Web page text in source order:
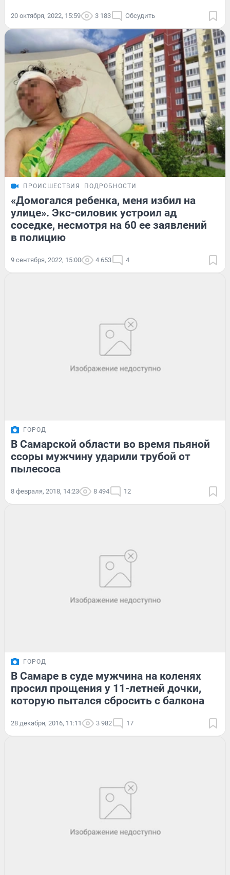
20 октября, 2022, 15:59 3 183 Обсудить
ПРОИСШЕСТВИЯ ПОДРОБНОСТИ
«Домогался ребенка, меня избил на
улице». Экс-силовик устроил ад
соседке, несмотря на 60 ее заявлений
в полицию
9 сентября, 2022, 15:00 4 653 4
ГОРОД
В Самарской области во время пьяной
ссоры мужчину ударили трубой от
пылесоса
8 февраля, 2018, 14:23 8 494 12
ГОРОД
В Самаре в суде мужчина на коленях
просил прощения у 11-летней дочки,
которую пытался сбросить с балкона
28 декабря, 2016, 11:11 3 982 17